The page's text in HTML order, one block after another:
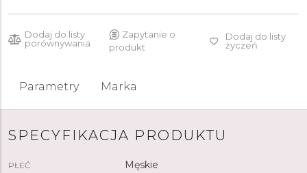
Dodaj do listy
porównywania
Zapytanie o
produkt
Dodaj do listy
życzeń
Parametry Marka
SPECYFIKACJA PRODUKTU
PŁEĆ Męskie